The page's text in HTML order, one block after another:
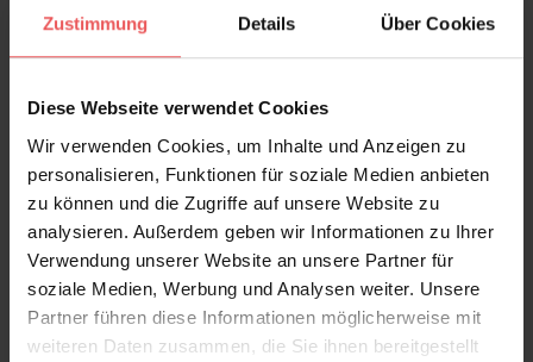
Zustimmung Details Über Cookies
Diese Webseite verwendet Cookies
Wir verwenden Cookies, um Inhalte und Anzeigen zu
personalisieren, Funktionen für soziale Medien anbieten
zu können und die Zugriffe auf unsere Website zu
analysieren. Außerdem geben wir Informationen zu Ihrer
Verwendung unserer Website an unsere Partner für
soziale Medien, Werbung und Analysen weiter. Unsere
Partner führen diese Informationen möglicherweise mit
weiteren Daten zusammen, die Sie ihnen bereitgestellt
Versand & Zahlung
Bewertungen
FAQ Teilen!
Sie haben Fragen zum Produkt?
Frage stellen